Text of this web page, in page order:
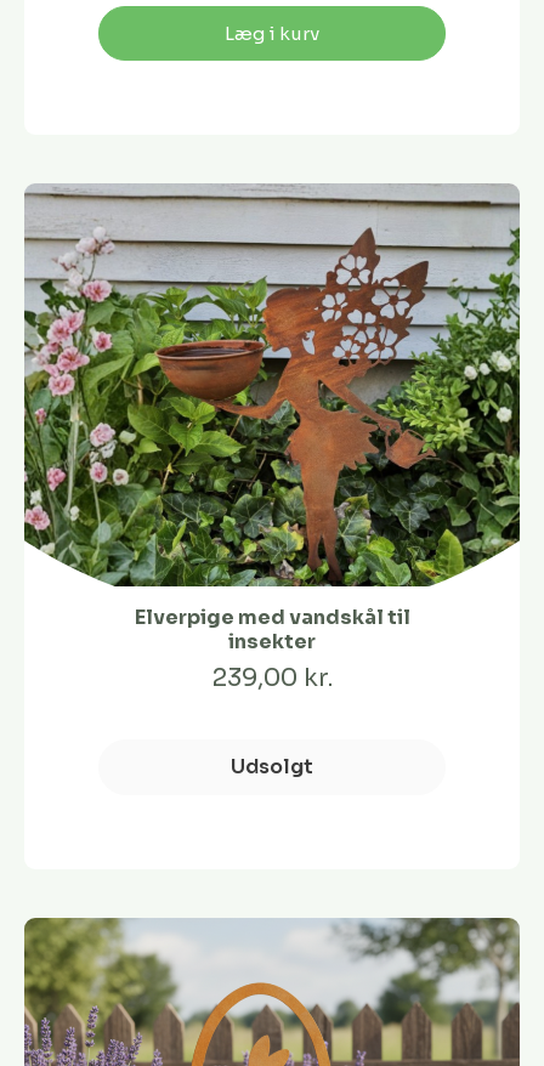
Læg i kurv
Elverpige med vandskål til
insekter
239,00 kr.
Udsolgt